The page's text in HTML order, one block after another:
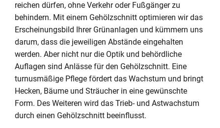
reichen dürfen, ohne Verkehr oder Fußgänger zu
behindern. Mit einem Gehölzschnitt optimieren wir das
Erscheinungsbild Ihrer Grünanlagen und kümmern uns
darum, dass die jeweiligen Abstände eingehalten
werden. Aber nicht nur die Optik und behördliche
Auflagen sind Anlässe für den Gehölzschnitt. Eine
turnusmäßige Pflege fördert das Wachstum und bringt
Hecken, Bäume und Sträucher in eine gewünschte
Form. Des Weiteren wird das Trieb- und Astwachstum
durch einen Gehölzschnitt beeinflusst.